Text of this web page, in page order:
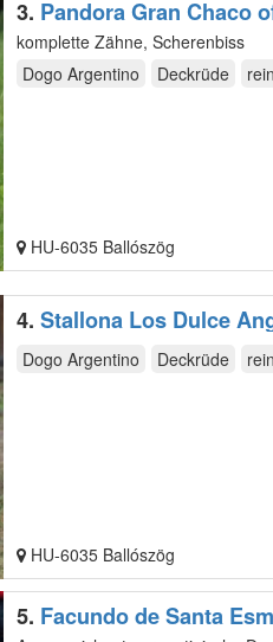
3. Pandora Gran Chaco
komplette Zähne, Scherenbiss
Dogo Argentino
Deckrüde
HU-6035 Ballószög
4. Stallona Los Dulce
Dogo Argentino Deckrüde
HU-6035 Ballószög
5. Facundo de Santa